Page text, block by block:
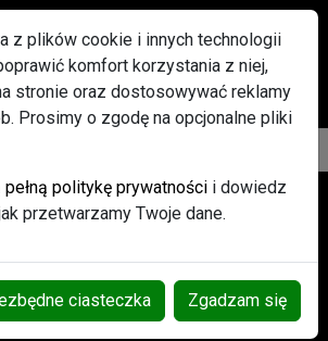
otrzyma w Gratisie pakiet
z plików cookie i innych technologii
komfort korzystania z niej,
stronie oraz dostosowywać reklamy
Prosimy o zgodę na opcjonalne pliki
politykę prywatności i dowiedz
przetwarzamy Twoje dane.
ciasteczka Zgadzam się